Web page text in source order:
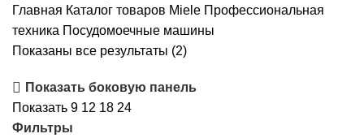
Главная Каталог товаров Miele Профессиональная
техника Посудомоечные машины
Показаны все результаты (2)Цены:
возрастанию
Показать боковую панель
Показать 9 12 18 24
Фильтры